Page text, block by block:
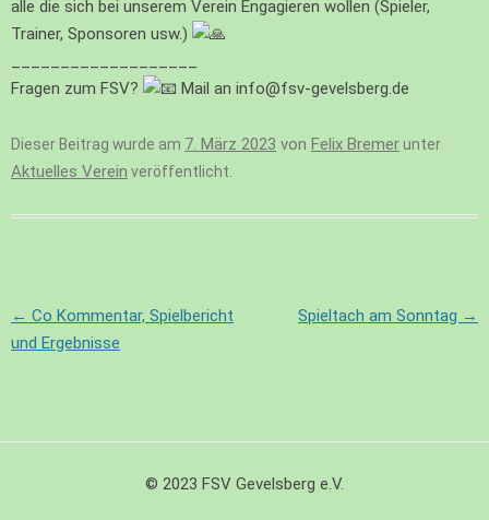
alle die sich bei unserem Verein Engagieren wollen (Spieler,
Trainer, Sponsoren usw.)
Fragen zum FSV?
Mail an info@fsv-gevelsberg.de
Dieser Beitrag wurde am 7. März 2023 von Felix Bremerunter
Aktuelles Verein veröffentlicht.
Beitragsnavigation
← Co Kommentar, Spielbericht
und Ergebnisse
Spieltach am Sonntag →
© 2023 FSV Gevelsberg e.V.